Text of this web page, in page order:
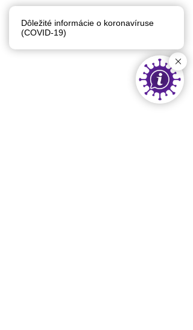
Dôležité informácie o koronavíruse
(COVID-19)